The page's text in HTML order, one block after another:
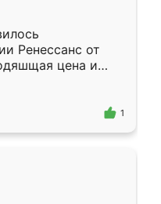
Ренессанс от
цена и
Приехавший
самый
1